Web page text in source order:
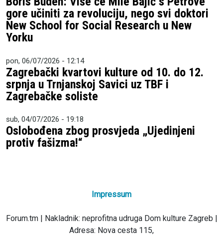
gore učiniti za revoluciju, nego svi doktori
New School for Social Research u New
Yorku
pon, 06/07/2026 - 12:14
Zagrebački kvartovi kulture od 10. do 12.
srpnja u Trnjanskoj Savici uz TBF i
Zagrebačke soliste
sub, 04/07/2026 - 19:18
Oslobođena zbog prosvjeda „Ujedinjeni
protiv fašizma!“
Impressum
Forum.tm | Nakladnik: neprofitna udruga Dom kulture Zagreb |
Adresa: Nova cesta 115,